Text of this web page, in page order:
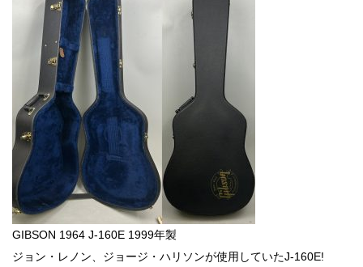
GIBSON 1964 J-160E 1999年製
ジョン・レノン、ジョージ・ハリソンが使用していたJ-160E!